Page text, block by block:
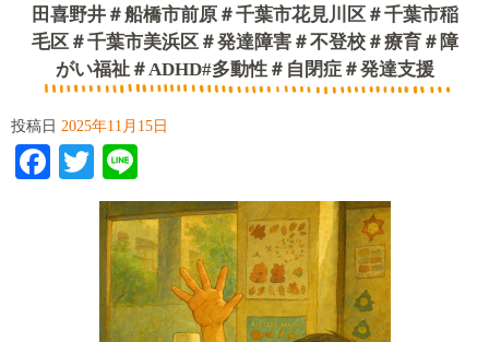
田喜野井＃船橋市前原＃千葉市花見川区＃千葉市稲
毛区＃千葉市美浜区＃発達障害＃不登校＃療育＃障
がい福祉＃ADHD#多動性＃自閉症＃発達支援
投稿日 2025年11月15日
Facebook
Twitter